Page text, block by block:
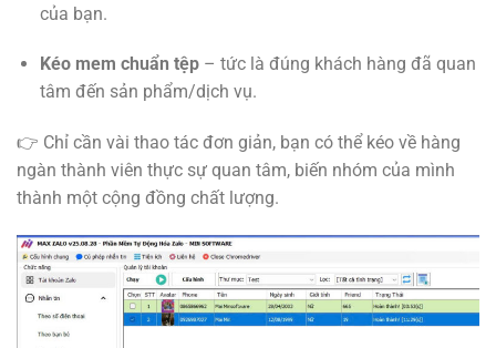
của bạn.
Kéo mem chuẩn tệp– tức là đúng khách hàng đã quan
tâm đến sản phẩm/dịch vụ.
👉 Chỉ cần vài thao tác đơn giản, bạn có thể kéo về hàng
ngàn thành viên thực sự quan tâm, biến nhóm của mình
thành một cộng đồng chất lượng.